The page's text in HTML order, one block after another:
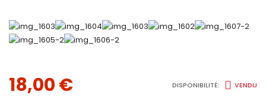
18,00€ DISPONIBILITÉ: VENDU